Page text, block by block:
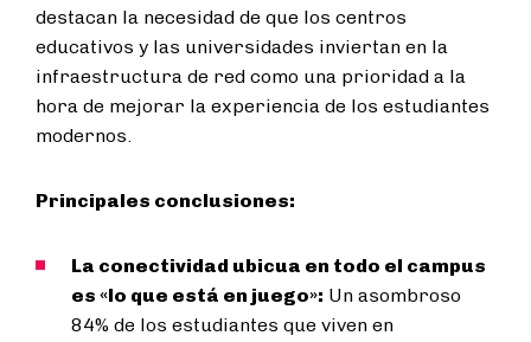
destacan la necesidad de que los centros
educativos y las universidades inviertan en la
infraestructura de red como una prioridad a la
hora de mejorar la experiencia de los estudiantes
modernos.
Principales conclusiones:
La conectividad ubicua en todo el campus
es «lo que está en juego»: Un asombroso
84% de los estudiantes que viven en